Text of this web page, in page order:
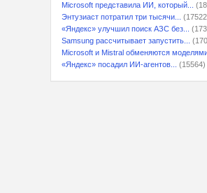
Microsoft представила ИИ, который...
Энтузиаст потратил три тысячи...
«Яндекс» улучшил поиск АЗС без...
Samsung рассчитывает запустить...
Microsoft и Mistral обменяются
«Яндекс» посадил ИИ-агентов...
(15564)